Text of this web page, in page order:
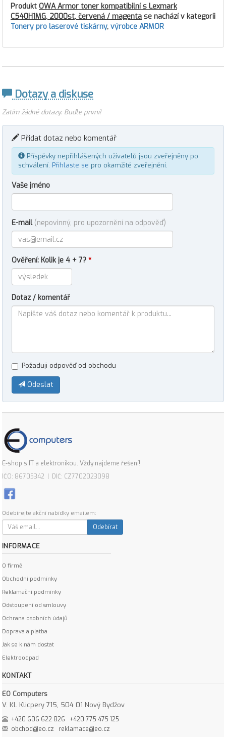
Produkt OWA Armor toner kompatibilní s Lexmark
C540H1MG, 2000st, červená / magenta se nachází v kategorii
Tonery pro laserové tiskárny, výrobce ARMOR
Dotazy a diskuse
Zatím žádné dotazy. Buďte první!
Přidat dotaz nebo komentář
Příspěvky nepřihlášených uživatelů jsou zveřejněny po
schválení. Přihlaste se pro okamžité zveřejnění.
Vaše jméno
E-mail (nepovinný, pro upozornění na odpověď)
Ověření: Kolik je 4 + 7? *
Dotaz / komentář
Požaduji odpověď od obchodu
Odeslat
E-shop s IT a elektronikou. Vždy najdeme řešení!
IČO: 86705342 | DIČ: CZ7702023098
Odebírejte akční nabídky emailem:
Odebírat
INFORMACE
O firmě
Obchodní podmínky
Reklamační podmínky
Odstoupení od smlouvy
Ochrana osobních údajů
Doprava a platba
Jak se k nám dostat
Elektroodpad
KONTAKT
EO Computers
V. Kl. Klicpery 715, 504 01 Nový Bydžov
+420 606 622 826
+420 775 475 125
obchod@eo.cz
reklamace@eo.cz